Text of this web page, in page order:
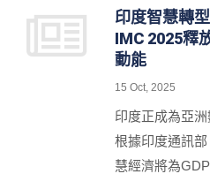
（Proscend）
以「AIoT
韌性）」為核心
P402ab）。融
力，展示AIoT
管理與邊緣韌
平台與安全設計
印度智慧轉
IMC 2025釋
動能
15 Oct, 2025
印度正成為亞
根據印度通訊
慧經濟將為